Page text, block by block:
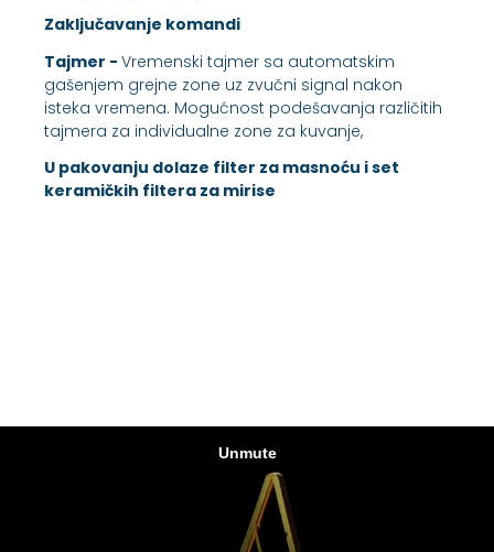
Zaključavanje komandi
Tajmer - Vremenski tajmer sa automatskim
gašenjem grejne zone uz zvučni signal nakon
isteka vremena. Mogućnost podešavanja različitih
tajmera za individualne zone za kuvanje,
U pakovanju dolaze filter za masnoću i set
keramičkih filtera za mirise